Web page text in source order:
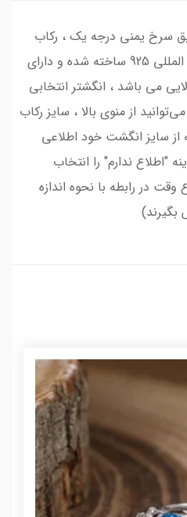
سرخ یمنی درجه یک ، رکاب
انگشتر از نقره اصل با عیار بین المللی 925 ساخته شده و دارای
می‌ باشد ، انگشتر انتخابی
از منوی بالا ، سایز رکاب
از سایز انگشت خود اطلاعی
"اطلاع ندارم" را انتخاب
وقت در رابطه با نحوه اندازه
بگیرند)